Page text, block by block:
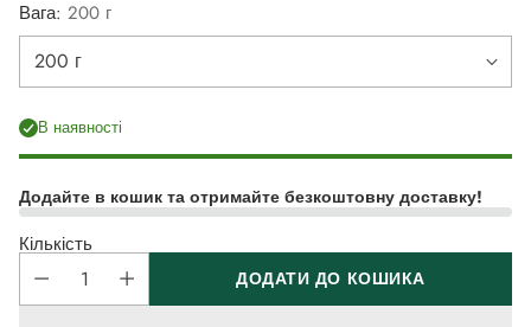
Вага: 200 г
В наявності
Додайте в кошик та отримайте безкоштовну доставку!
Кількість
ДОДАТИ ДО КОШИКА